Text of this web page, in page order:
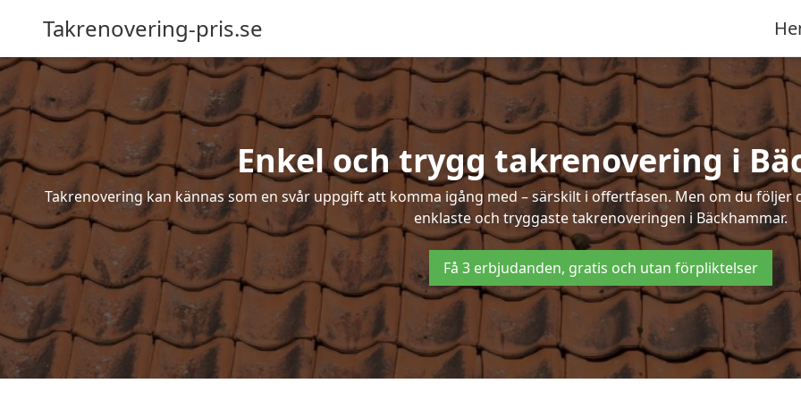
Takrenovering-pris.se
Enkel och trygg takrenovering i
Takrenovering kan kännas som en svår uppgift att komma igång med – särskilt i offertfasen. Men om du
enklaste och tryggaste takrenoveringen i Bäckhammar.
Få 3 erbjudanden, gratis och utan förpliktelser